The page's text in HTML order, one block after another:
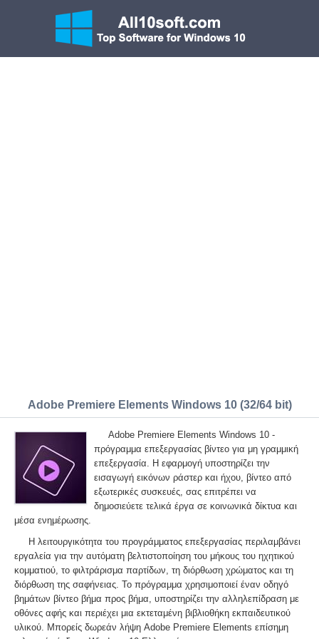
Adobe Premiere Elements Windows 10 (32/64 bit)
Adobe Premiere Elements Windows 10 -
πρόγραμμα επεξεργασίας βίντεο για μη γραμμική
επεξεργασία. Η εφαρμογή υποστηρίζει την
εισαγωγή εικόνων ράστερ και ήχου, βίντεο από
εξωτερικές συσκευές, σας επιτρέπει να
δημοσιεύετε τελικά έργα σε κοινωνικά δίκτυα και
μέσα ενημέρωσης.
Η λειτουργικότητα του προγράμματος επεξεργασίας περιλαμβάνει
εργαλεία για την αυτόματη βελτιστοποίηση του μήκους του ηχητικού
κομματιού, το φιλτράρισμα παρτίδων, τη διόρθωση χρώματος και τη
διόρθωση της σαφήνειας. Το πρόγραμμα χρησιμοποιεί έναν οδηγό
βημάτων βίντεο βήμα προς βήμα, υποστηρίζει την αλληλεπίδραση με
οθόνες αφής και περιέχει μια εκτεταμένη βιβλιοθήκη εκπαιδευτικού
υλικού. Μπορείς δωρεάν λήψη Adobe Premiere Elements επίσημη